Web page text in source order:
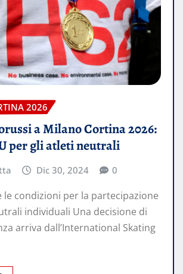
2026
a Milano Cortina 2026:
per gli atleti neutrali
Dic 30, 2024 0
le condizioni per la partecipazione
individuali Una decisione di
arriva dall’International Skating